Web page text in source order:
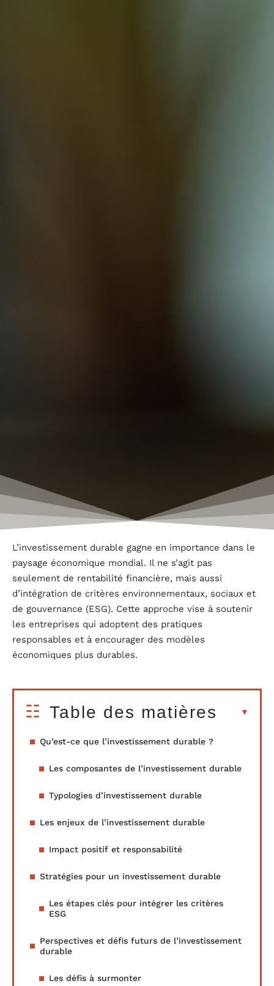
L’investissement durable gagne en importance dans le
paysage économique mondial. Il ne s’agit pas
seulement de rentabilité financière, mais aussi
d’intégration de critères environnementaux, sociaux et
de gouvernance (ESG). Cette approche vise à soutenir
les entreprises qui adoptent des pratiques
responsables et à encourager des modèles
économiques plus durables.
Table des matières
Qu’est-ce que l’investissement durable ?
Les composantes de l’investissement durable
Typologies d’investissement durable
Les enjeux de l’investissement durable
Impact positif et responsabilité
Stratégies pour un investissement durable
Les étapes clés pour intégrer les critères
ESG
Perspectives et défis futurs de l’investissement
durable
Les défis à surmonter